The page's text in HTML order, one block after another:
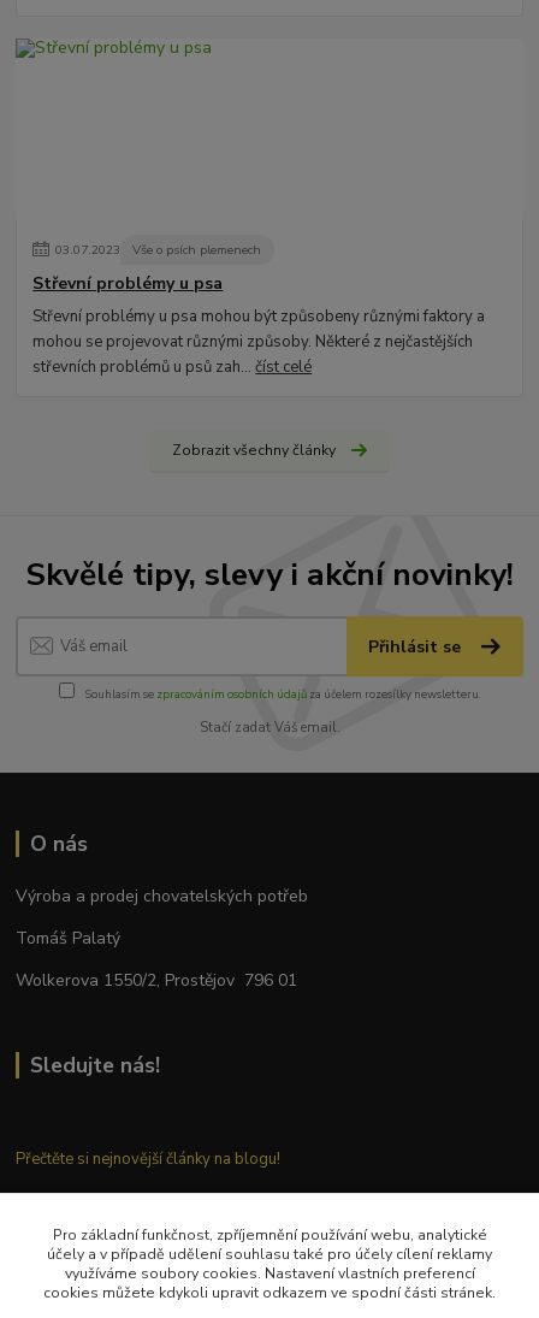
03.07.2023 Vše o psích plemenech
Střevní problémy u psa
Střevní problémy u psa mohou být způsobeny různými faktory a
mohou se projevovat různými způsoby. Některé z nejčastějších
střevních problémů u psů zah...číst celé
Zobrazit všechny články
Skvělé tipy, slevy i akční novinky!
Přihlásit se
Souhlasím se zpracováním osobních údajůza účelem rozesílky newsletteru.
Stačí zadat Váš email.
O nás
Výroba a prodej chovatelských potřeb
Tomáš Palatý
Wolkerova 1550/2, Prostějov 796 01
Sledujte nás!
Přečtěte si nejnovější články na blogu!
Kontaktujte nás
Tel.: + 420 777 282 683
Pro základní funkčnost, zpříjemnění používání webu, analytické
účely a v případě udělení souhlasu také pro účely cílení reklamy
využíváme soubory cookies. Nastavení vlastních preferencí
cookies můžete kdykoli upravit odkazem ve spodní části stránek.